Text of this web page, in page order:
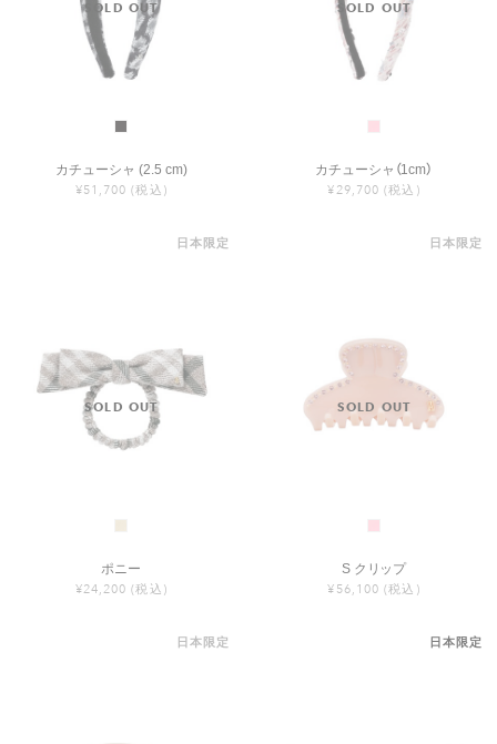
カチューシャ (2.5 cm)
¥51,700 (税込)
カチューシャ（1cm）
¥29,700 (税込)
日本限定
ポニー
¥24,200 (税込)
日本限定
S クリップ
¥56,100 (税込)
日本限定 日本限定